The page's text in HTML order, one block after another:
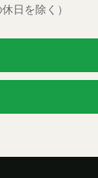
日を除く）